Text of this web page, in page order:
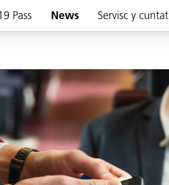
Pass News Servisc y cuntat